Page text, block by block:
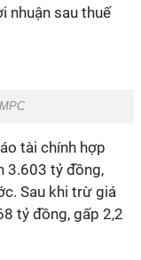
nhuận sau thuế
tài chính hợp
3.603 tỷ đồng,
Sau khi trừ giá
tỷ đồng, gấp 2,2